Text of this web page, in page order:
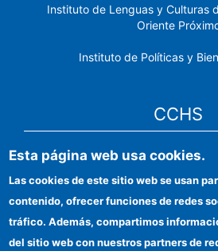
Instituto de Lenguas y Culturas
Oriente
Instituto de Políticas y
CCHS
Sede electrónica
Identidad
Información para
Esta página web usa cookies.
Las cookies de este sitio web se usan
contenido, ofrecer funciones de redes
tráfico. Además, compartimos
del sitio web con nuestros partners de